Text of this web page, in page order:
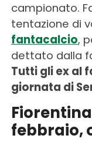
campionato.
tentazione di
fantacalcio,
dettato dalla
Tutti gli ex al
giornata di
febbraio,